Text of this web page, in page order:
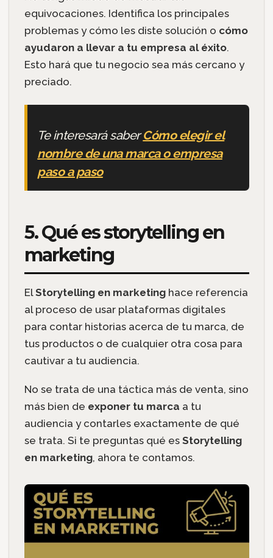
equivocaciones. Identifica los principales
problemas y cómo les diste solución o cómo
ayudaron a llevar a tu empresa al éxito.
Esto hará que tu negocio sea más cercano y
preciado.
Te interesará saberCómo elegir el
nombre de una marca o empresa
paso a paso
5. Qué es storytelling en
marketing
ElStorytelling en marketing hace referencia
al proceso de usar plataformas digitales
para contar historias acerca de tu marca, de
tus productos o de cualquier otra cosa para
cautivar a tu audiencia.
No se trata de una táctica más de venta, sino
más bien de exponer tu marca a tu
audiencia y contarles exactamente de qué
se trata. Si te preguntas qué esStorytelling
en marketing, ahora te contamos.